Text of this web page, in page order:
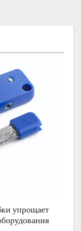
упрощает